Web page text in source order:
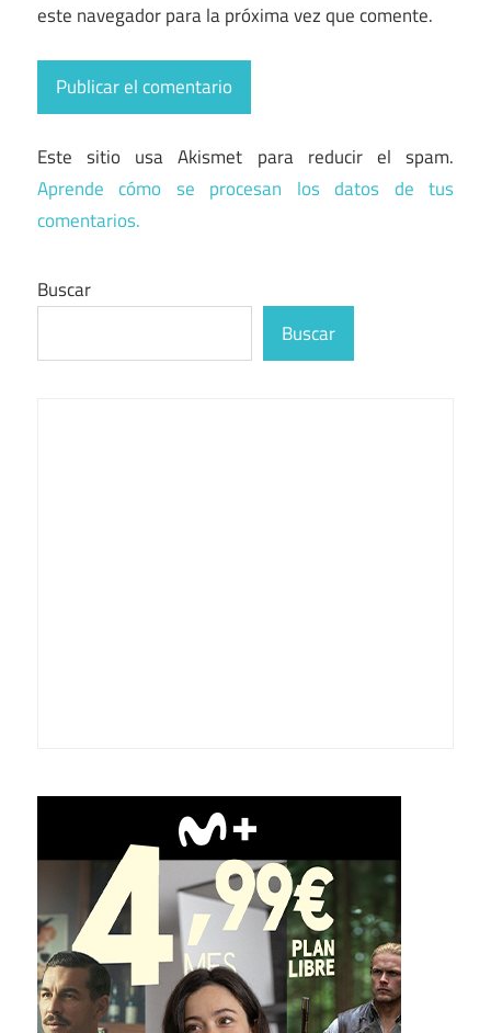
este navegador para la próxima vez que comente.
Este sitio usa Akismet para reducir el spam.
Aprende cómo se procesan los datos de tus
comentarios.
Buscar
Buscar